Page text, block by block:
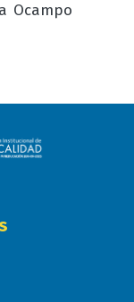
Ocampo